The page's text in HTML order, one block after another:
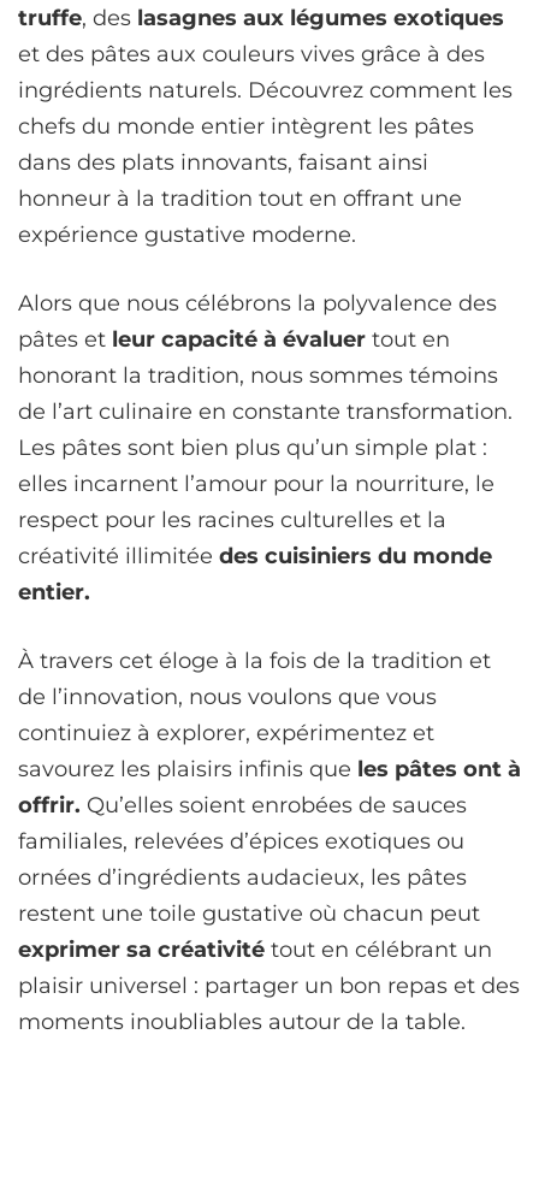
truffe, des lasagnes aux légumes exotiques
et des pâtes aux couleurs vives grâce à des
ingrédients naturels. Découvrez comment les
chefs du monde entier intègrent les pâtes
dans des plats innovants, faisant ainsi
honneur à la tradition tout en offrant une
expérience gustative moderne.
Alors que nous célébrons la polyvalence des
pâtes et leur capacité à évaluer tout en
honorant la tradition, nous sommes témoins
de l’art culinaire en constante transformation.
Les pâtes sont bien plus qu’un simple plat :
elles incarnent l’amour pour la nourriture, le
respect pour les racines culturelles et la
créativité illimitée des cuisiniers du monde
entier.
À travers cet éloge à la fois de la tradition et
de l’innovation, nous voulons que vous
continuiez à explorer, expérimentez et
savourez les plaisirs infinis que les pâtes ont à
offrir. Qu’elles soient enrobées de sauces
familiales, relevées d’épices exotiques ou
ornées d’ingrédients audacieux, les pâtes
restent une toile gustative où chacun peut
exprimer sa créativité tout en célébrant un
plaisir universel : partager un bon repas et des
moments inoubliables autour de la table.